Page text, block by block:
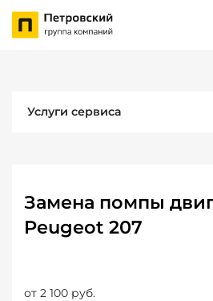
Услуги сервиса
Замена помпы
Peugeot 207
от 2 100 руб.